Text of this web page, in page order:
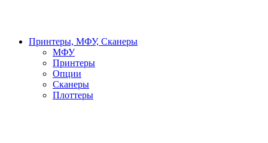
Принтеры, МФУ, Сканеры
МФУ
Принтеры
Опции
Сканеры
Плоттеры